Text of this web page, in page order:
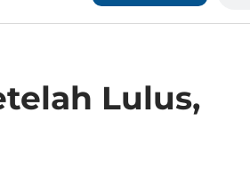
Lulus,